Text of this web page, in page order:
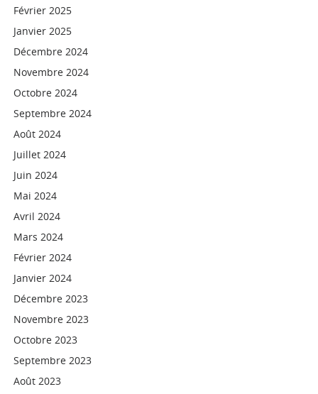
Février 2025
Janvier 2025
Décembre 2024
Novembre 2024
Octobre 2024
Septembre 2024
Août 2024
Juillet 2024
Juin 2024
Mai 2024
Avril 2024
Mars 2024
Février 2024
Janvier 2024
Décembre 2023
Novembre 2023
Octobre 2023
Septembre 2023
Août 2023